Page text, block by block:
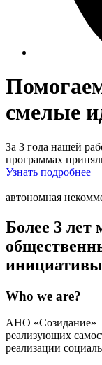
смелые
За 3 года нашей
программах
Узнать подробнее
автономная
Более 3 лет
Who we are?
АНО «Созидание»
реализующих
реализации